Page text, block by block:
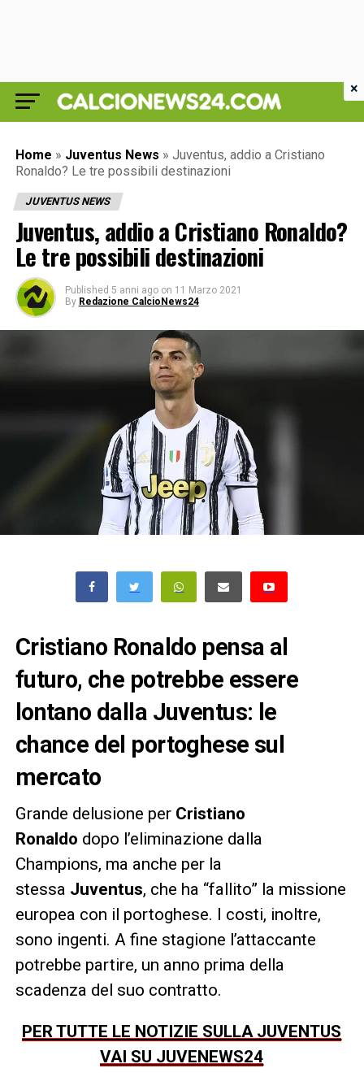
Home » Juventus News » Juventus, addio a Cristiano
Ronaldo? Le tre possibili destinazioni
JUVENTUS NEWS
Juventus, addio a Cristiano Ronaldo?
Le tre possibili destinazioni
Published 5 anni ago on 11 Marzo 2021
By Redazione CalcioNews24
Cristiano Ronaldo pensa al
futuro, che potrebbe essere
lontano dalla Juventus: le
chance del portoghese sul
mercato
Grande delusione per Cristiano
Ronaldo dopo l’eliminazione dalla
Champions, ma anche per la
stessa Juventus, che ha “fallito” la missione
europea con il portoghese. I costi, inoltre,
sono ingenti. A fine stagione l’attaccante
potrebbe partire, un anno prima della
scadenza del suo contratto.
PER TUTTE LE NOTIZIE SULLA JUVENTUS
VAI SU JUVENEWS24
×